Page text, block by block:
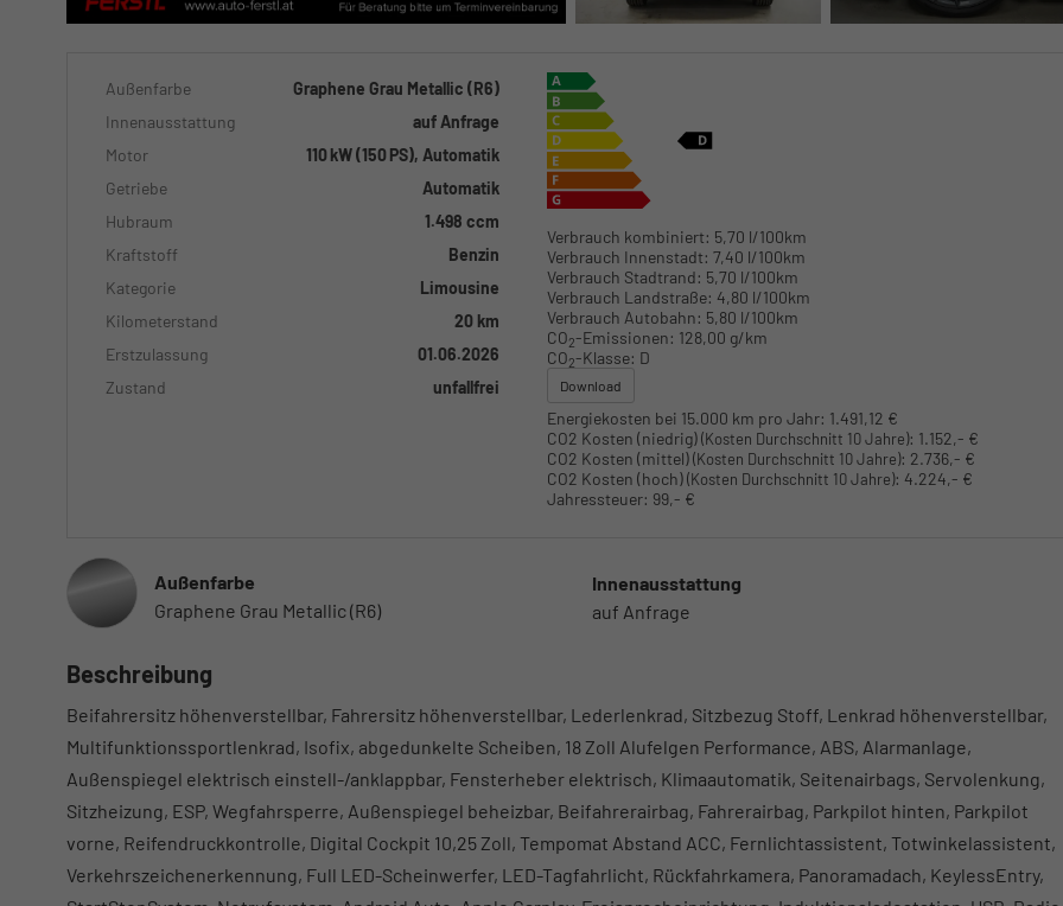
Außenfarbe
Graphene Grau Metallic (R6)
Innenausstattung
auf Anfrage
Motor
110 kW (150 PS), Automatik
Getriebe
Automatik
Hubraum
1.498 ccm
Kraftstoff
Benzin
Kategorie
Limousine
Kilometerstand
20 km
Erstzulassung
01.06.2026
Zustand
unfallfrei
Verbrauch kombiniert: 5,70 l/100km
Verbrauch Innenstadt: 7,40 l/100km
Verbrauch Stadtrand: 5,70 l/100km
Verbrauch Landstraße: 4,80 l/100km
Verbrauch Autobahn: 5,80 l/100km
CO2-Emissionen: 128,00 g/km
CO2-Klasse: D
Download
Energiekosten bei 15.000 km pro Jahr: 1.491,12 €
CO2 Kosten (niedrig)(Kosten Durchschnitt 10 Jahre): 1.152,- €
CO2 Kosten (mittel)(Kosten Durchschnitt 10 Jahre): 2.736,- €
CO2 Kosten (hoch)(Kosten Durchschnitt 10 Jahre): 4.224,- €
Jahressteuer: 99,- €
Außenfarbe
Graphene Grau Metallic (R6)
Innenausstattung
auf Anfrage
Beschreibung
Beifahrersitz höhenverstellbar, Fahrersitz höhenverstellbar, Lederlenkrad, Sitzbezug Stoff, Lenkrad höhenverstellbar,
Multifunktionssportlenkrad, Isofix, abgedunkelte Scheiben, 18 Zoll Alufelgen Performance, ABS, Alarmanlage,
Außenspiegel elektrisch einstell-/anklappbar, Fensterheber elektrisch, Klimaautomatik, Seitenairbags, Servolenkung,
Sitzheizung, ESP, Wegfahrsperre, Außenspiegel beheizbar, Beifahrerairbag, Fahrerairbag, Parkpilot hinten, Parkpilot
vorne, Reifendruckkontrolle, Digital Cockpit 10,25 Zoll, Tempomat Abstand ACC, Fernlichtassistent, Totwinkelassistent,
Verkehrszeichenerkennung, Full LED-Scheinwerfer, LED-Tagfahrlicht, Rückfahrkamera, Panoramadach, KeylessEntry,